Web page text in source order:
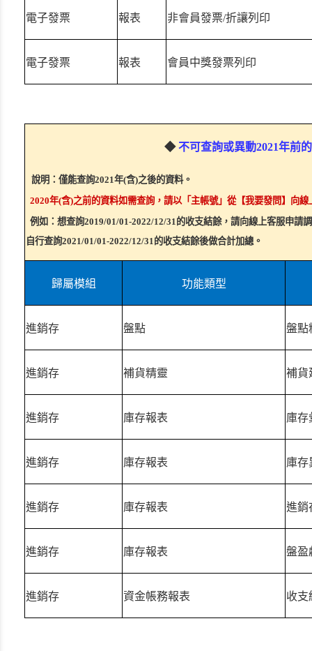
電子發票 報表 非會員發票/折讓列印
電子發票 報表 會員中獎發票列印
◆ 不可查詢或異動2021年前
說明：僅能查詢2021年(含)之後的資料。
2020年(含)之前的資料如需查詢，請以「主帳號」從【我要發問】向
例如：想查詢2019/01/01-2022/12/31的收支結餘，請向線上客服申請
自行查詢2021/01/01-2022/12/31的收支結餘後做合計加總。
歸屬模組 功能類型
進銷存 盤點 盤點
進銷存 補貨精靈 補貨
進銷存 庫存報表 庫存
進銷存 庫存報表 庫存
進銷存 庫存報表 進銷
進銷存 庫存報表 盤盈
進銷存 資金帳務報表 收支